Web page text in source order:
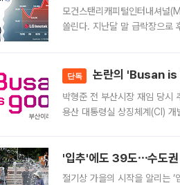
모건스탠리캐피털인터내셔널
쏠린다. 지난달 말 급락장으로
단독 논란의 'Busan is
박형준 전 부산시장 재임 당시
용산 대통령실 상징체계(CI)
'입추'에도 39도⋯수도
절기상 가을의 시작을 알리는